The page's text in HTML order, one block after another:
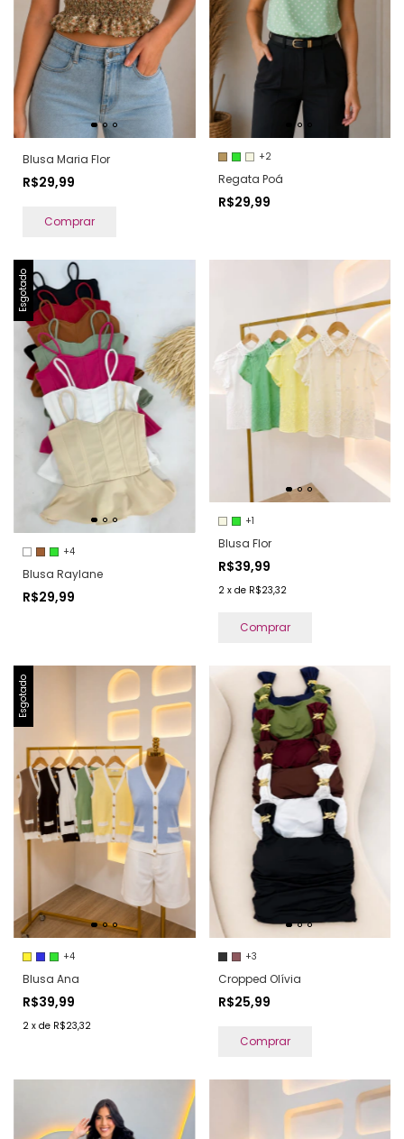
Blusa Maria Flor
R$29,99
Comprar
+2
Regata Poá
R$29,99
Esgotado
+4
Blusa Raylane
R$29,99
+1
Blusa Flor
R$39,99
2 x de R$23,32
Comprar
Esgotado
+4
Blusa Ana
R$39,99
2 x de R$23,32
+3
Cropped Olívia
R$25,99
Comprar